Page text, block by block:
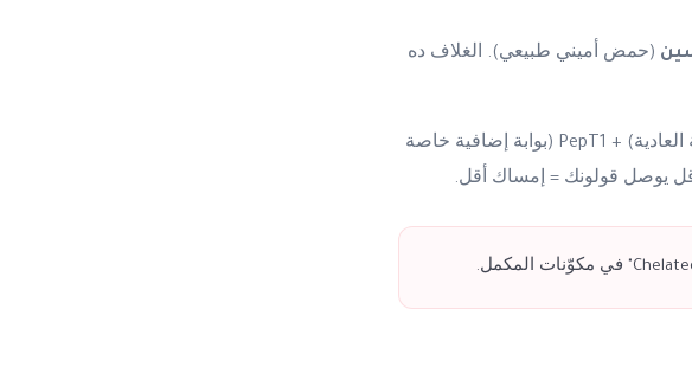
(حمض أميني طبيعي). الغلاف ده
DMT1 (البوابة العادية) + PepT1 (بوابة إضافية خاصة
يوصل قولونك = إمساك أقل.